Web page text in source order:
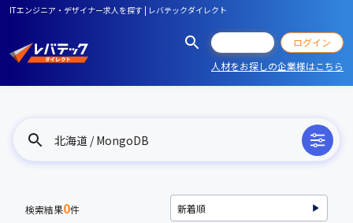
ITエンジニア・デザイナー求人を探す | レバテックダイレクト
ログイン
人材をお探しの企業様はこちら
北海道 / MongoDB
検索結果0件